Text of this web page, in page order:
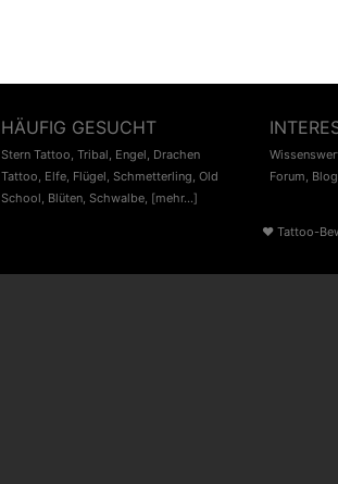
HÄUFIG GESUCHT
Stern Tattoo, Tribal, Engel, Drachen
Tattoo, Elfe, Flügel, Schmetterling, Old
School, Blüten, Schwalbe, [mehr...]
Forum, Blog
♥ Tattoo-